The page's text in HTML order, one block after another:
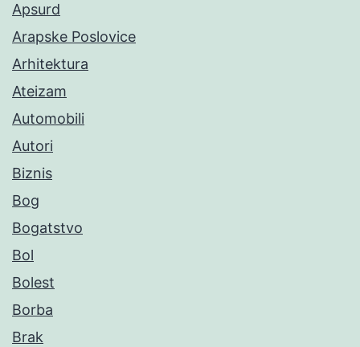
Apsurd
Arapske Poslovice
Arhitektura
Ateizam
Automobili
Autori
Biznis
Bog
Bogatstvo
Bol
Bolest
Borba
Brak